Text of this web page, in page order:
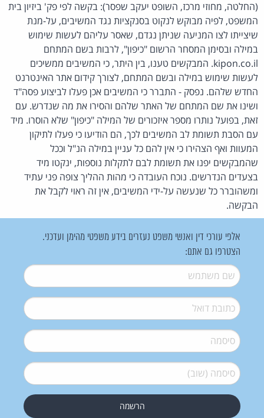
(החלטה, מחוזי מרכז, השופט יעקב שפסר): בקשה לפי פק' ביזיון בית
המשפט, לפיה מבוקש לנקוט בסנקציות נגד המשיבים, על-מנת
שיצייתו לצו המניעה שניתן נגדם, שאסר עליהם לעשות שימוש
במילה ובסימן המסחר הרשום "כיפון", לרבות בשם המתחם
kipon.co.il. המבקשים טענו, בין היתר, כי המשיבים ממשיכים
לעשות שימוש במילה ובשם המתחם, לצורך קידום אתר האינטרנט
החדש שלהם. נפסק - התברר כי המשיבים אכן פעלו לביצוע פסה"ד
ושינו את שם המתחם של האתר שלהם והסירו את מה שנדרש. עם
זאת, בפועל נותרו מספר איזכורים של המילה "כיפון" שלא הוסרו. מיד
עם הסבת תשומת לב המשיבים לכך, הם הודיעו כי פעלו לתיקון
המעוות ואף הצהירו כי אין להם כל עניין במילה הנ"ל וככל
שהמבקשים יפנו את תשומת לבם לתקלות נוספות, ינקטו מיד
בצעדים הנדרשים. נוכח העובדה כי מהות ההליך צופה פני עתיד
ומשהוברר כל שנעשה על-ידי המשיבים, אין זה ראוי לקבל את
הבקשה.
אלפי עורכי דין ואנשי משפט נעזרים בידע משפטי מהימן ועדכני.
הצטרפו גם אתם:
שם משתמש*
דואל*
סיסמה*
סיסמה (שוב)*